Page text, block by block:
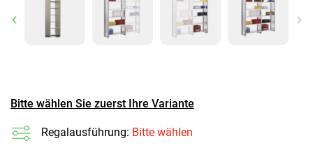
Previous
Bitte wählen Sie zuerst Ihre Variante
Regalausführung: Bitte wählen